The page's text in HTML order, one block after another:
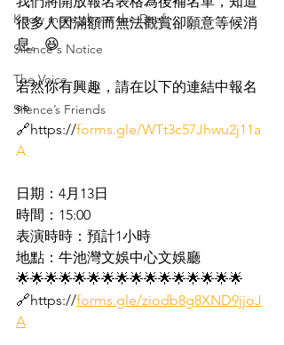
Know more about the Deaf
Silence's Notice
The Voice
Silence’s Friends
很多人因滿額而無法觀賞卻願意等候消
息。😆
若然你有興趣，請在以下的連結中報名
👀
🔗https://forms.gle/WTt3c57Jhwu2j11a
A
日期：4月13日
時間：15:00
表演時時：預計1小時
地點：牛池灣文娛中心文娛廳
🌟🌟🌟🌟🌟🌟🌟🌟🌟🌟🌟🌟🌟🌟🌟🌟
🔗https://forms.gle/ziodb8g8XND9jjoJ
A